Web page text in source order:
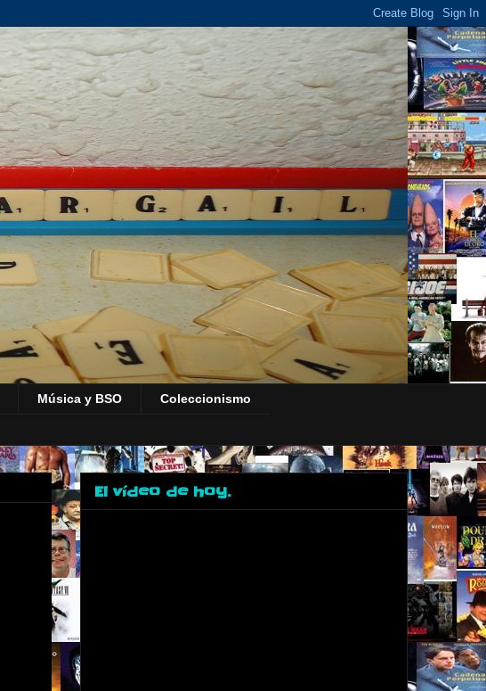
Música y BSO Coleccionismo
El vídeo de hoy.